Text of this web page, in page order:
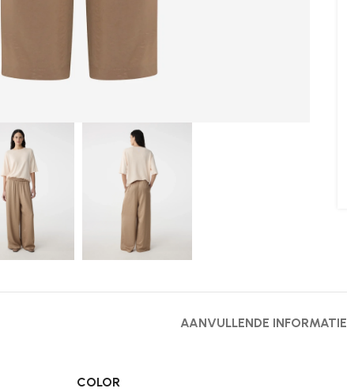
AANVULLENDE INFORMATIE
COLOR